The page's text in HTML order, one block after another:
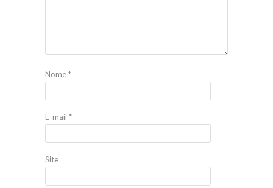
Nome*
E-mail *
Site